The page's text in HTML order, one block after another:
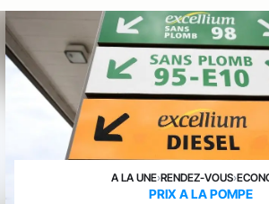
A LA UNE›RENDEZ-VOUS›
PRIX A LA POMPE